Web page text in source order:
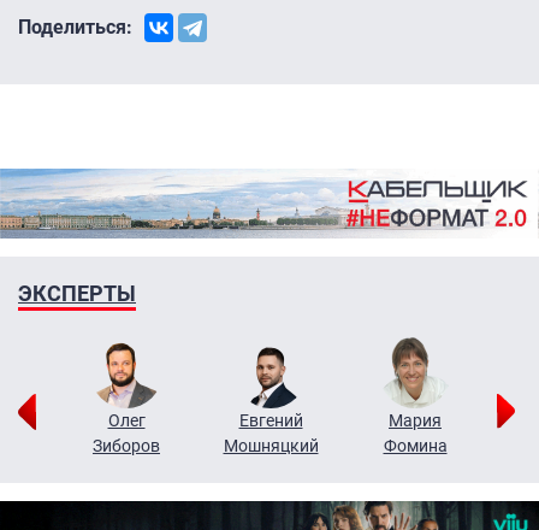
Поделиться:
ЭКСПЕРТЫ
Олег
Зиборов
Евгений
Мошняцкий
Мария
Фомина